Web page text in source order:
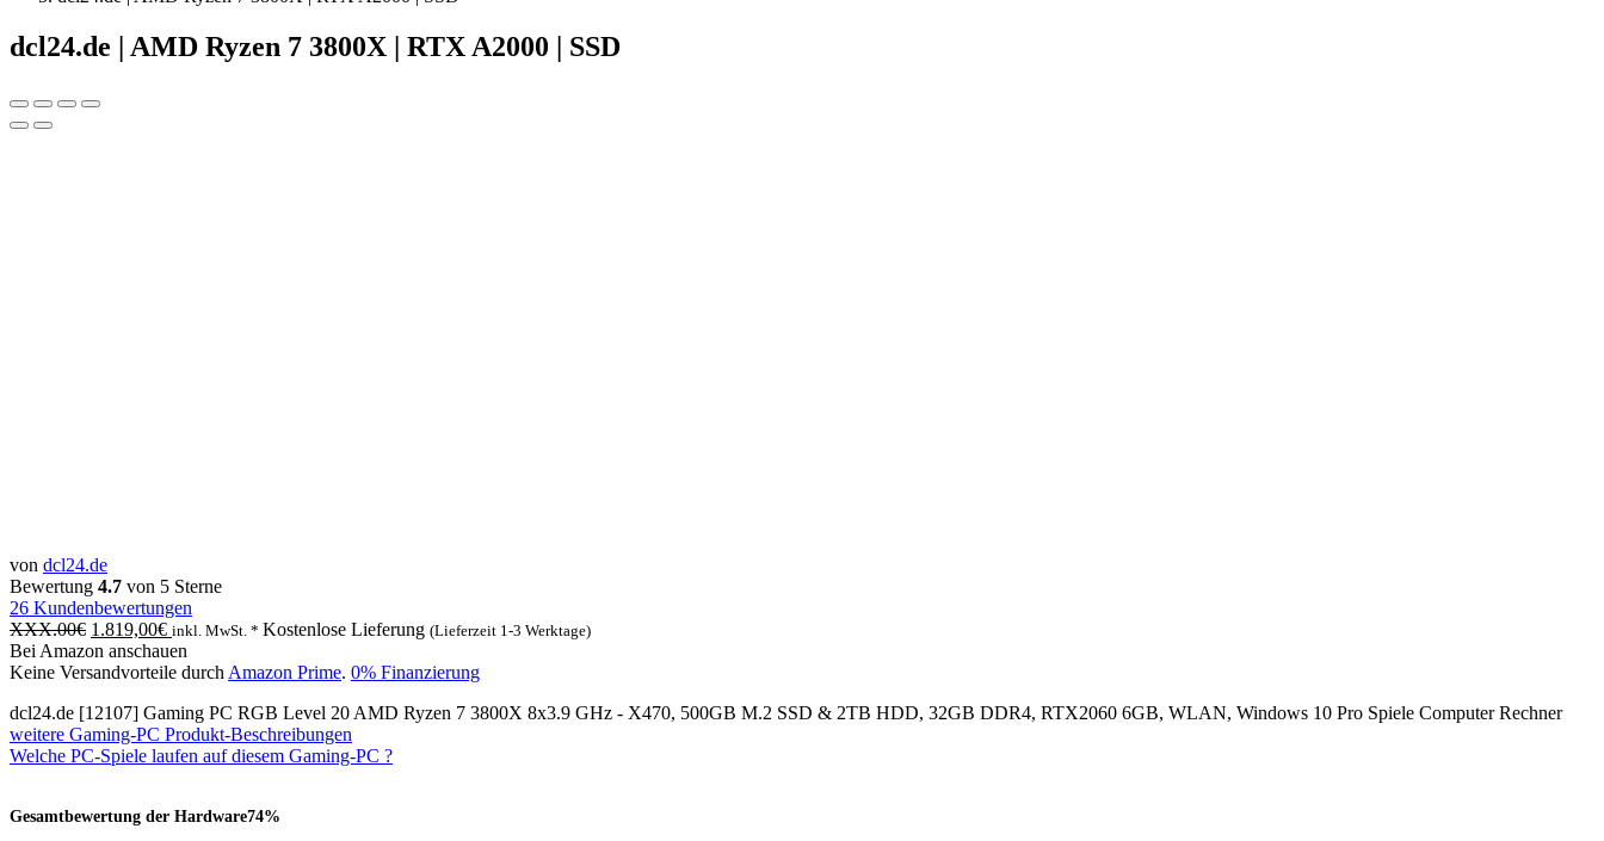
dcl24.de | AMD Ryzen 7 3800X | RTX A2000 | SSD
von dcl24.de
Bewertung 4.7 von 5 Sterne
26 Kundenbewertungen
XXX.00€ 1.819,00€ inkl. MwSt. * Kostenlose Lieferung (Lieferzeit 1-3 Werktage)
Bei Amazon anschauen
Keine Versandvorteile durch Amazon Prime. 0% Finanzierung
dcl24.de [12107] Gaming PC RGB Level 20 AMD Ryzen 7 3800X 8x3.9 GHz - X470, 500GB M.2 SSD & 2TB HDD, 32GB DDR4, RTX2060 6GB, WLAN, Windows 10 Pro Spiele Computer Rechner
weitere Gaming-PC Produkt-Beschreibungen
Welche PC-Spiele laufen auf diesem Gaming-PC ?
Gesamtbewertung der Hardware74%